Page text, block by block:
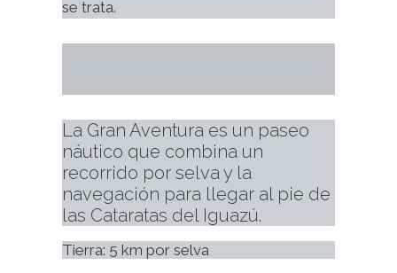
se trata.
La Gran Aventura es un paseo
náutico que combina un
recorrido por selva y la
navegación para llegar al pie de
las Cataratas del Iguazú.
Tierra: 5 km por selva